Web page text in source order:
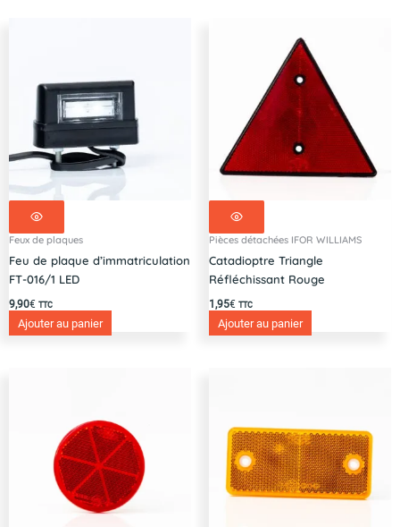
Feux de plaques
Feu de plaque d’immatriculation
FT-016/1 LED
9,90€ TTC
Ajouter au panier
Pièces détachées IFOR WILLIAMS
Catadioptre Triangle
Réfléchissant Rouge
1,95€ TTC
Ajouter au panier